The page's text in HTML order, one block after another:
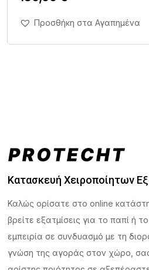
Άμεση Αγορά
Προσθήκη στα Αγαπημένα
Κατασκευή Χειροποίητων
Καλώς ορίσατε στο online
βρείτε εξατμίσεις για το παπί ή
εμπειρία σε συνδυασμό με τη
γνώση της αγοράς στον χώρο,